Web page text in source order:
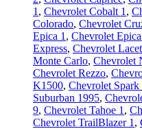
1 , Chevrolet Cobalt 1 ,
Colorado, Chevrolet
Epica 1 , Chevrolet
Express, Chevrolet
Monte Carlo, Chevrolet
Chevrolet Rezzo,
K1500, Chevrolet Spark
Suburban 1995,
9, Chevrolet Tahoe 1 ,
Chevrolet TrailBlazer 1 ,